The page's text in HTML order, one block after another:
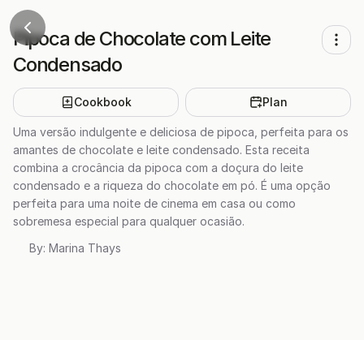
Pipoca de Chocolate com Leite
Condensado
Cookbook Plan
Uma versão indulgente e deliciosa de pipoca, perfeita para os
amantes de chocolate e leite condensado. Esta receita
combina a crocância da pipoca com a doçura do leite
condensado e a riqueza do chocolate em pó. É uma opção
perfeita para uma noite de cinema em casa ou como
sobremesa especial para qualquer ocasião.
By: Marina Thays